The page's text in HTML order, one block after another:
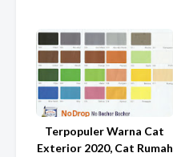
Terpopuler Warna Cat
Exterior 2020, Cat Rumah